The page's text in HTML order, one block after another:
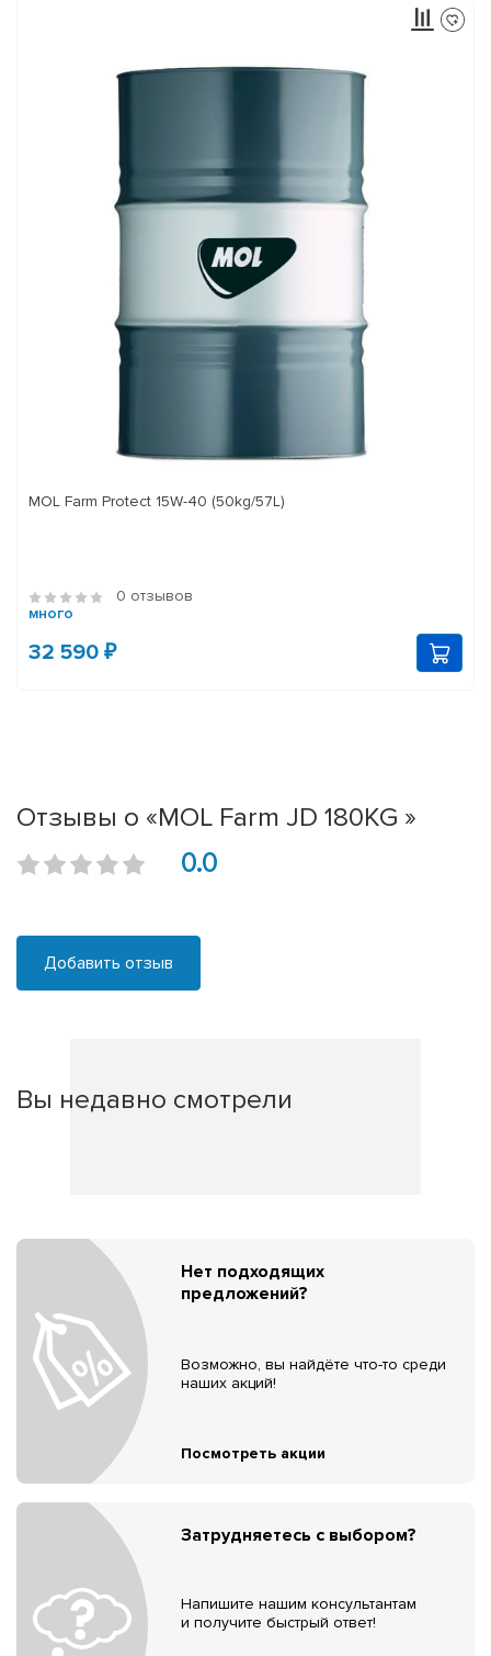
MOL Farm Protect 15W-40 (50kg/57L)
0 отзывов
много
32 590 ₽
Отзывы о «MOL Farm JD 180KG »
0.0
Добавить отзыв
Вы недавно смотрели
Нет подходящих
предложений?
Возможно, вы найдёте что-то среди
наших акций!
Посмотреть акции
Затрудняетесь с выбором?
Напишите нашим консультантам
и получите быстрый ответ!